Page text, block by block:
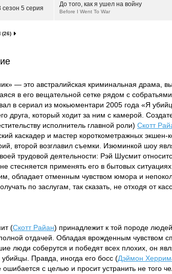
сезон 5 серия
До того, как я ушел на войну
Before I Went To War
— это австралийская криминальная драма,
в его вещательной сетке рядом с
в сериал из мокьюментари 2005 года «Я
друга, который ходит за ним с камерой.
исполнитель главной роли) Скотт
каскадер и мастер короткометражных
второй возглавил съемки. Изюминкой шоу
трудовой деятельности: Рэй Шусмит
стесняется применять его в бытовых
обладает отменным чувством юмора и
по заслугам, так сказать, не отходя от
(Скотт Райан) принадлежит к той породе
отдачей. Обладая врожденным чувством
люди соберутся и победят всех плохих, он
убийцы. Правда, иногда его босс (Дэймон
ошибается с целью и просит устранить не того